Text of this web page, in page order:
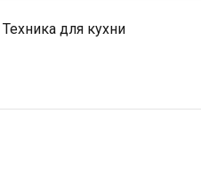
Техника для кухни